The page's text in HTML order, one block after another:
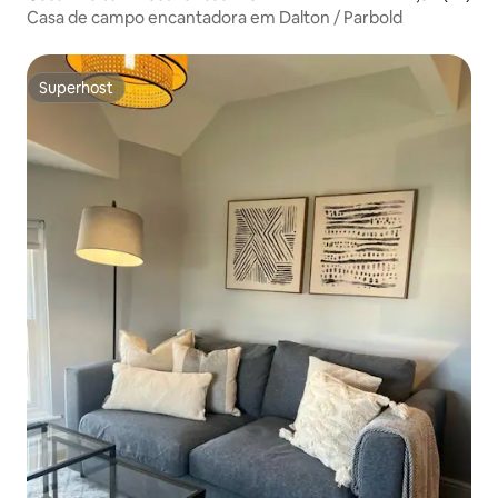
Casa de campo encantadora em Dalton / Parbold
Superhost
Superhost